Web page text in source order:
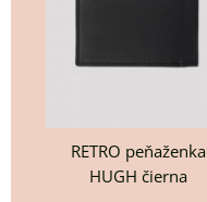
RETRO peňaženka
HUGH čierna